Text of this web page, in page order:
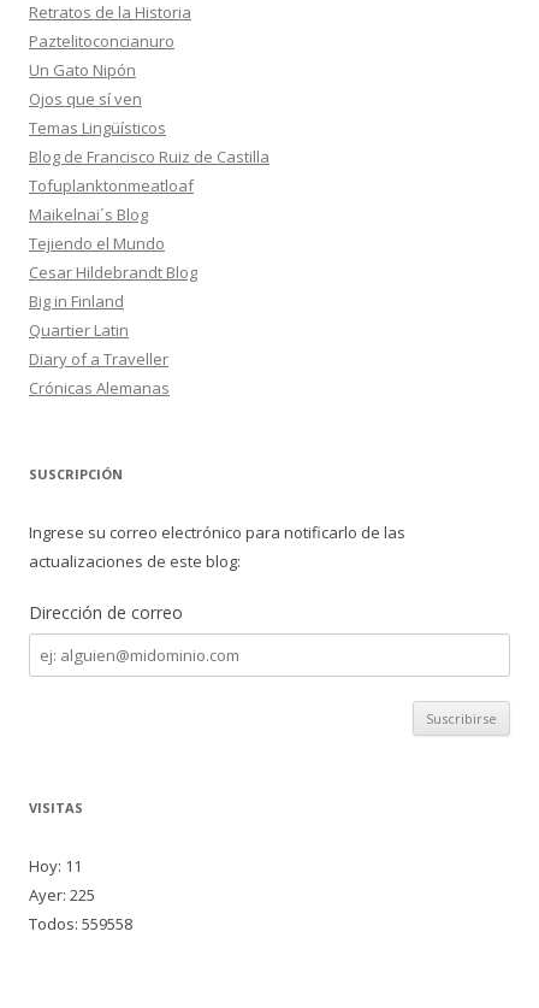
Retratos de la Historia
Paztelitoconcianuro
Un Gato Nipón
Ojos que sí ven
Temas Lingüísticos
Blog de Francisco Ruiz de Castilla
Tofuplanktonmeatloaf
Maikelnai´s Blog
Tejiendo el Mundo
Cesar Hildebrandt Blog
Big in Finland
Quartier Latin
Diary of a Traveller
Crónicas Alemanas
SUSCRIPCIÓN
Ingrese su correo electrónico para notificarlo de las
actualizaciones de este blog:
Dirección de correo
Dirección
de
correo
VISITAS
Hoy: 11
Ayer: 225
Todos: 559558